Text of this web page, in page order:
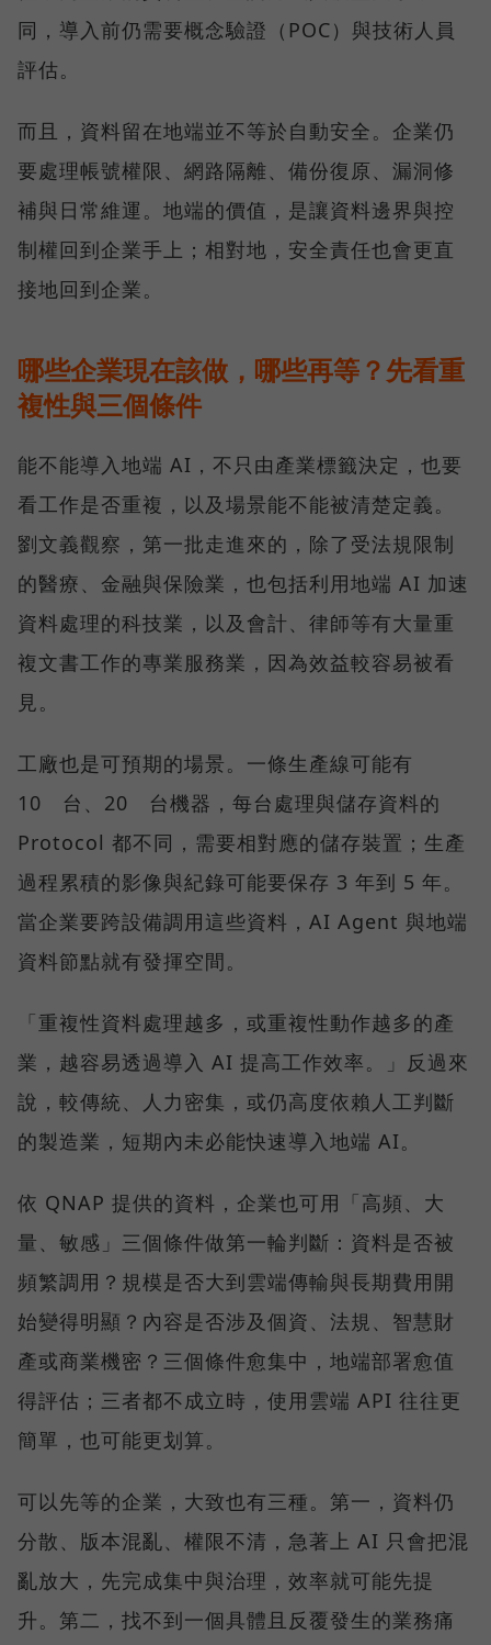
同，導入前仍需要概念驗證（POC）與技術人員
評估。
而且，資料留在地端並不等於自動安全。企業仍
要處理帳號權限、網路隔離、備份復原、漏洞修
補與日常維運。地端的價值，是讓資料邊界與控
制權回到企業手上；相對地，安全責任也會更直
接地回到企業。
哪些企業現在該做，哪些再等？先看重
複性與三個條件
能不能導入地端 AI，不只由產業標籤決定，也要
看工作是否重複，以及場景能不能被清楚定義。
劉文義觀察，第一批走進來的，除了受法規限制
的醫療、金融與保險業，也包括利用地端 AI 加速
資料處理的科技業，以及會計、律師等有大量重
複文書工作的專業服務業，因為效益較容易被看
見。
工廠也是可預期的場景。一條生產線可能有
10 台、20 台機器，每台處理與儲存資料的
Protocol 都不同，需要相對應的儲存裝置；生產
過程累積的影像與紀錄可能要保存 3 年到 5 年。
當企業要跨設備調用這些資料，AI Agent 與地端
資料節點就有發揮空間。
「重複性資料處理越多，或重複性動作越多的產
業，越容易透過導入 AI 提高工作效率。」反過來
說，較傳統、人力密集，或仍高度依賴人工判斷
的製造業，短期內未必能快速導入地端 AI。
依 QNAP 提供的資料，企業也可用「高頻、大
量、敏感」三個條件做第一輪判斷：資料是否被
頻繁調用？規模是否大到雲端傳輸與長期費用開
始變得明顯？內容是否涉及個資、法規、智慧財
產或商業機密？三個條件愈集中，地端部署愈值
得評估；三者都不成立時，使用雲端 API 往往更
簡單，也可能更划算。
可以先等的企業，大致也有三種。第一，資料仍
分散、版本混亂、權限不清，急著上 AI 只會把混
亂放大，先完成集中與治理，效率就可能先提
升。第二，找不到一個具體且反覆發生的業務痛